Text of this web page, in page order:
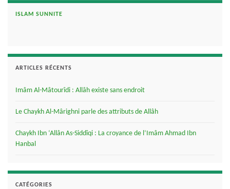
ISLAM SUNNITE
ARTICLES RÉCENTS
Imâm Al-Mâtourîdi : Allâh existe sans endroit
Le Chaykh Al-Mârighni parle des attributs de Allâh
Chaykh Ibn ‘Allân As-Siddîqi : La croyance de l’Imâm Ahmad Ibn
Hanbal
CATÉGORIES